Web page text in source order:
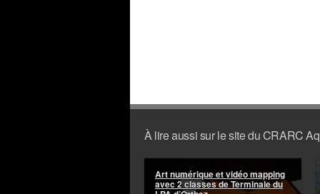
À lire aussi sur le site du CRARC
Art numérique et vidéo mapping
avec 2 classes de Terminale du